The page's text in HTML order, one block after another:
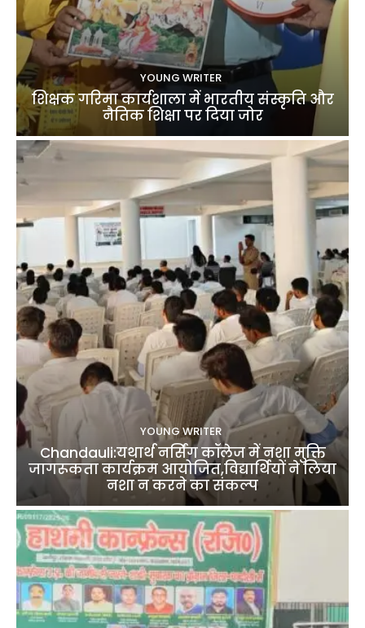
YOUNG WRITER
शिक्षक गरिमा कार्यशाला में भारतीय संस्कृति और
नैतिक शिक्षा पर दिया जोर
YOUNG WRITER
Chandauli:यथार्थ नर्सिंग कॉलेज में नशा मुक्ति
जागरूकता कार्यक्रम आयोजित,विद्यार्थियों ने लिया
नशा न करने का संकल्प